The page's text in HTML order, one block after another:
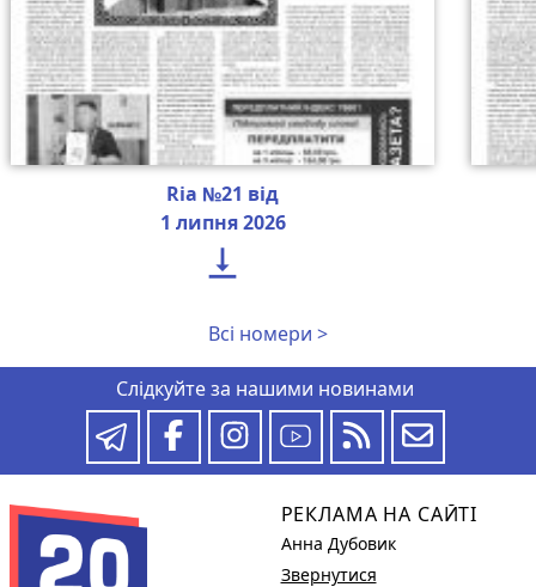
Ria №21 від
1 липня 2026

Всі номери >
Слідкуйте за нашими новинами
РЕКЛАМА НА САЙТІ
Анна Дубовик
Звернутися